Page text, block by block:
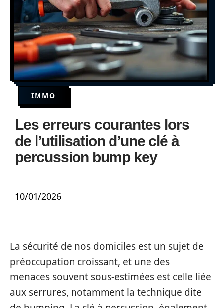
IMMO
Les erreurs courantes lors
de l’utilisation d’une clé à
percussion bump key
10/01/2026
La sécurité de nos domiciles est un sujet de
préoccupation croissant, et une des
menaces souvent sous-estimées est celle liée
aux serrures, notamment la technique dite